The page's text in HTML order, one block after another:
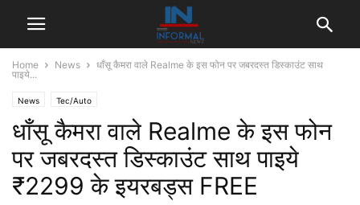
Home News
धाँसू कैमरा वाले Realme के इस फोन पर जबरदस्त डिस्काउंट साथ
पाइये...
News Tec/Auto
धाँसू कैमरा वाले Realme के इस फोन
पर जबरदस्त डिस्काउंट साथ पाइये
₹2299 के इयरबड्स FREE